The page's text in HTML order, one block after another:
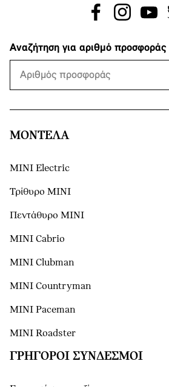
Αναζήτηση για αριθμό προσφοράς
ΜΟΝΤΕΛΑ
MINI Electric
Τρίθυρο MINI
Πεντάθυρο MINI
MINI Cabrio
MINI Clubman
MINI Countryman
MINI Paceman
MINI Roadster
ΓΡΉΓΟΡΟΙ ΣΎΝΔΕΣΜΟΙ